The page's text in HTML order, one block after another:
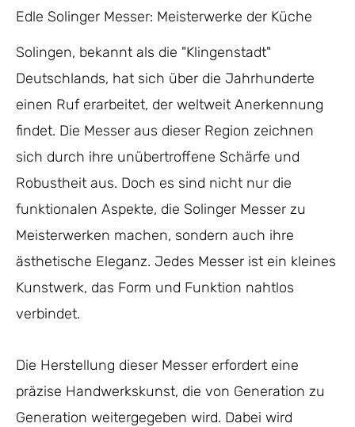
Edle Solinger Messer: Meisterwerke der Küche
Solingen, bekannt als die "Klingenstadt"
Deutschlands, hat sich über die Jahrhunderte
einen Ruf erarbeitet, der weltweit Anerkennung
findet. Die Messer aus dieser Region zeichnen
sich durch ihre unübertroffene Schärfe und
Robustheit aus. Doch es sind nicht nur die
funktionalen Aspekte, die Solinger Messer zu
Meisterwerken machen, sondern auch ihre
ästhetische Eleganz. Jedes Messer ist ein kleines
Kunstwerk, das Form und Funktion nahtlos
verbindet.
Die Herstellung dieser Messer erfordert eine
präzise Handwerkskunst, die von Generation zu
Generation weitergegeben wird. Dabei wird